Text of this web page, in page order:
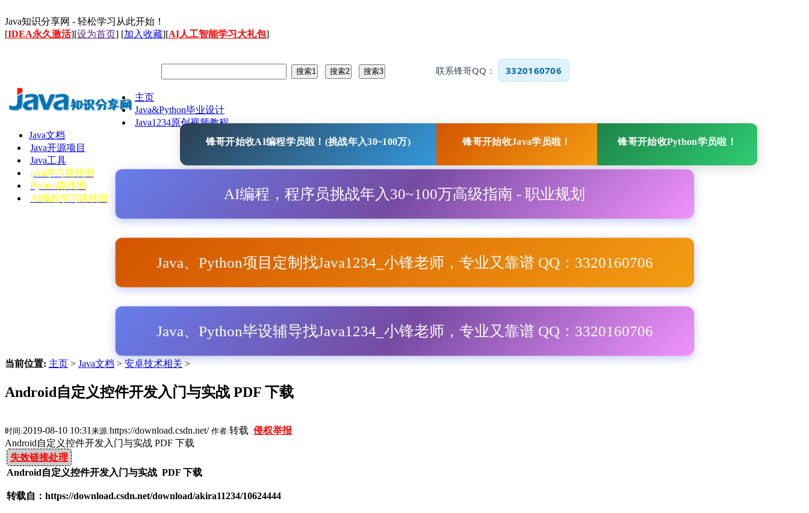
Java知识分享网 - 轻松学习从此开始！
[IDEA永久激活][设为首页] [加入收藏][AI人工智能学习大礼包]
联系锋哥QQ： 3320160706
主页
Java&Python毕业设计
Java1234原创视频教程
Java文档
Java开源项目
Java工具
java学习路线图
Python路线图
AI编程学习路线图
锋哥开始收AI编程学员啦！(挑战年入30~100万) 锋哥开始收Java学员啦！ 锋哥开始收Python学员啦！
AI编程，程序员挑战年入30~100万高级指南 - 职业规划
Java、Python项目定制找Java1234_小锋老师，专业又靠谱 QQ：3320160706
Java、Python毕设辅导找Java1234_小锋老师，专业又靠谱 QQ：3320160706
当前位置: 主页 > Java文档 > 安卓技术相关 >
Android自定义控件开发入门与实战 PDF 下载
时间:2019-08-10 10:31 来源:https://download.csdn.net/ 作者:转载 侵权举报
Android自定义控件开发入门与实战 PDF 下载
失效链接处理
Android自定义控件开发入门与实战 PDF 下载
转载自：https://download.csdn.net/download/akira11234/10624444